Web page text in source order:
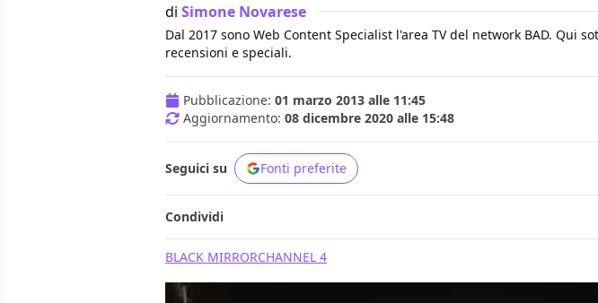
di Simone Novarese
Dal 2017 sono Web Content Specialist l'area TV del network BAD.
recensioni e speciali.
Pubblicazione: 01 marzo 2013 alle 11:45
Aggiornamento: 08 dicembre 2020 alle 15:48
Seguici su Fonti preferite
Condividi
BLACK MIRRORCHANNEL 4